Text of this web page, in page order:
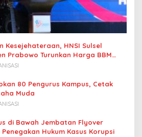
Kesejehateraan, HNSI Sulsel
Prabowo Turunkan Harga BBM
80 Pengurus Kampus, Cetak
Muda
di Bawah Jembatan Flyover
Hukum Kasus Korupsi